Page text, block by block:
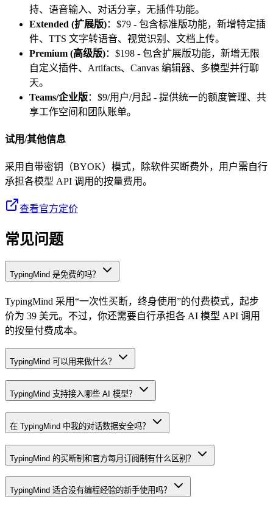
持、语音输入、对话分享，无插件功能。
Extended (扩展版)：$79 - 包含标准版功能，新增特定插
件、TTS 文字转语音、视觉识别、文档上传。
Premium (高级版)：$198 - 包含扩展版功能，新增无限
自定义插件、Artifacts、Canvas 编辑器、多模型并行聊
天。
Teams/企业版：$9/用户/月起 - 提供统一的额度管理、共
享工作空间和团队账单。
试用/其他信息
采用自带密钥（BYOK）模式，除软件买断费外，用户需自行
承担各模型 API 调用的按量费用。
查看官方定价
常见问题
TypingMind 是免费的吗？
TypingMind 采用“一次性买断，终身使用”的付费模式，起步
价为 39 美元。不过，你还需要自行承担各 AI 模型 API 调用
的按量付费成本。
TypingMind 可以用来做什么？
TypingMind 支持接入哪些 AI 模型？
在 TypingMind 中我的对话数据安全吗？
TypingMind 的买断制和官方每月订阅制有什么区别？
TypingMind 适合没有编程经验的新手使用吗？